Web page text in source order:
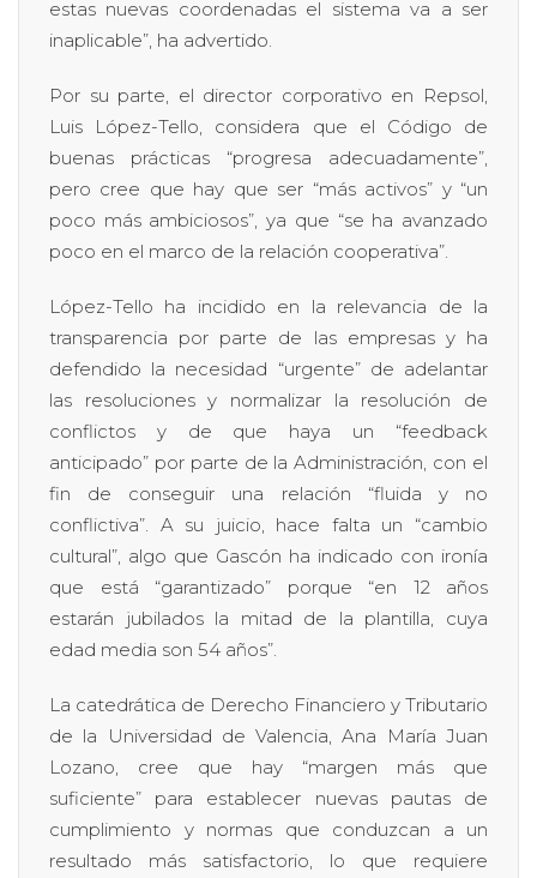
estas nuevas coordenadas el sistema va a ser
inaplicable”, ha advertido.
Por su parte, el director corporativo en Repsol,
Luis López-Tello, considera que el Código de
buenas prácticas “progresa adecuadamente”,
pero cree que hay que ser “más activos” y “un
poco más ambiciosos”, ya que “se ha avanzado
poco en el marco de la relación cooperativa”.
López-Tello ha incidido en la relevancia de la
transparencia por parte de las empresas y ha
defendido la necesidad “urgente” de adelantar
las resoluciones y normalizar la resolución de
conflictos y de que haya un “feedback
anticipado” por parte de la Administración, con el
fin de conseguir una relación “fluida y no
conflictiva”. A su juicio, hace falta un “cambio
cultural”, algo que Gascón ha indicado con ironía
que está “garantizado” porque “en 12 años
estarán jubilados la mitad de la plantilla, cuya
edad media son 54 años”.
La catedrática de Derecho Financiero y Tributario
de la Universidad de Valencia, Ana María Juan
Lozano, cree que hay “margen más que
suficiente” para establecer nuevas pautas de
cumplimiento y normas que conduzcan a un
resultado más satisfactorio, lo que requiere